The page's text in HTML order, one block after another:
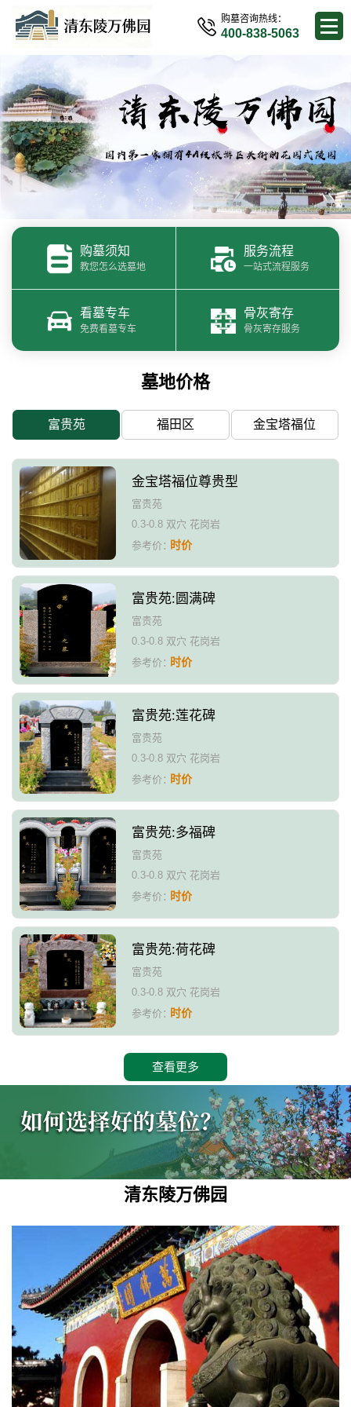
购墓咨询热线：
400-838-5063
购墓须知
教您怎么选墓地
服务流程
一站式流程服务
看墓专车
免费看墓专车
骨灰寄存
骨灰寄存服务
墓地价格
富贵苑 福田区 金宝塔福位
金宝塔福位尊贵型
富贵苑
0.3-0.8 双穴 花岗岩
参考价：时价
富贵苑:圆满碑
富贵苑
0.3-0.8 双穴 花岗岩
参考价：时价
富贵苑:莲花碑
富贵苑
0.3-0.8 双穴 花岗岩
参考价：时价
富贵苑:多福碑
富贵苑
0.3-0.8 双穴 花岗岩
参考价：时价
富贵苑:荷花碑
富贵苑
0.3-0.8 双穴 花岗岩
参考价：时价
查看更多
清东陵万佛园